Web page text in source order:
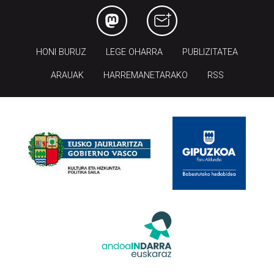
HONI BURUZ LEGE OHARRA PUBLIZITATEA
ARAUAK HARREMANETARAKO RSS